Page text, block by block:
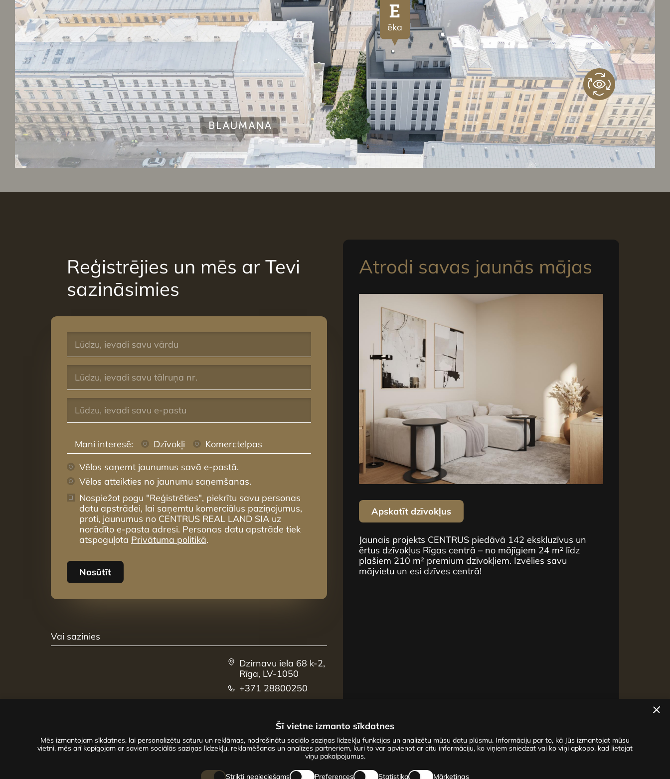
Šī vietne izmanto sīkdatnes
Mēs izmantojam sīkdatnes, lai personalizētu saturu un reklāmas, nodrošinātu sociālo saziņas līdzekļu funkcijas un analizētu mūsu datu plūsmu. Informāciju par to, kā Jūs izmantojat mūsu
vietni, mēs arī kopīgojam ar saviem sociālās saziņas līdzekļu, reklamēšanas un analīzes partneriem, kuri to var apvienot ar citu informāciju, ko viņiem sniedzat vai ko viņi apkopo, kad lietojat
viņu pakalpojumus.
Strikti nepieciešams Preferences Statistika Mārketings
E
ēka
Reģistrējies un mēs ar Tevi
sazināsimies
Mani interesē: Dzīvokļi
Komerctelpas
Vēlos saņemt jaunumus savā e-pastā.
Vēlos atteikties no jaunumu saņemšanas.
Nospiežot pogu "Reģistrēties", piekrītu savu personas
datu apstrādei, lai saņemtu komerciālus paziņojumus,
proti, jaunumus no CENTRUS REAL LAND SIA uz
norādīto e-pasta adresi. Personas datu apstrāde tiek
atspoguļota Privātuma politikā.
Nosūtīt
Vai sazinies
Dzirnavu iela 68 k-2,
Rīga, LV-1050
+371 28800250
Atrodi savas jaunās mājas
Apskatīt dzīvokļus
Jaunais projekts CENTRUS piedāvā 142 ekskluzīvus un
ērtus dzīvokļus Rīgas centrā – no mājīgiem 24 m² līdz
plašiem 210 m² premium dzīvokļiem. Izvēlies savu
mājvietu un esi dzīves centrā!